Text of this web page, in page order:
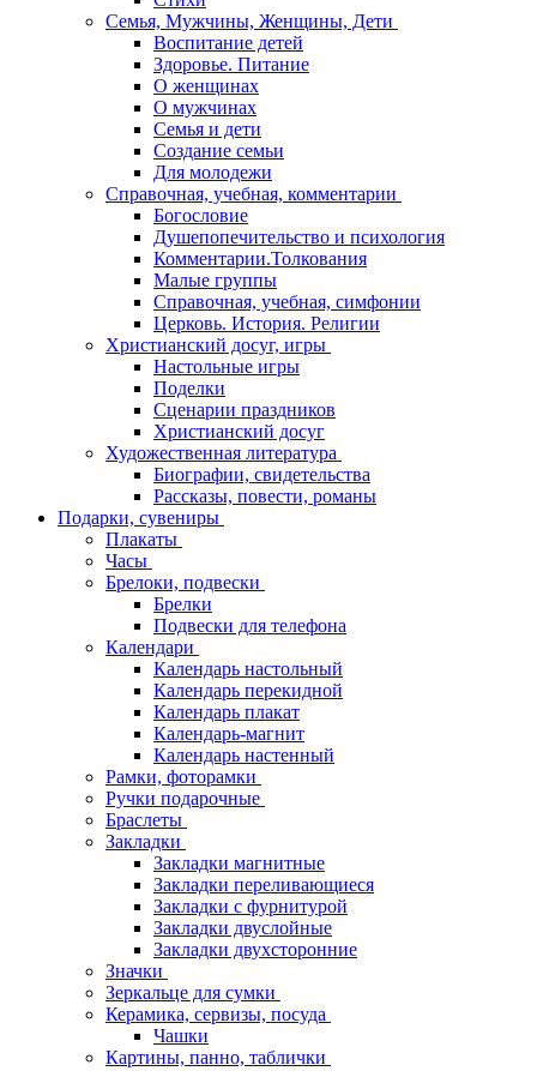
Семья, Мужчины, Женщины, Дети
Воспитание детей
Здоровье. Питание
О женщинах
О мужчинах
Семья и дети
Создание семьи
Для молодежи
Справочная, учебная, комментарии
Богословие
Душепопечительство и психология
Комментарии.Толкования
Малые группы
Справочная, учебная, симфонии
Церковь. История. Религии
Христианский досуг, игры
Настольные игры
Поделки
Сценарии праздников
Христианский досуг
Художественная литература
Биографии, свидетельства
Рассказы, повести, романы
Подарки, сувениры
Плакаты
Часы
Брелоки, подвески
Брелки
Подвески для телефона
Календари
Календарь настольный
Календарь перекидной
Календарь плакат
Календарь-магнит
Календарь настенный
Рамки, фоторамки
Ручки подарочные
Браслеты
Закладки
Закладки магнитные
Закладки переливающиеся
Закладки с фурнитурой
Закладки двуслойные
Закладки двухсторонние
Значки
Зеркальце для сумки
Керамика, сервизы, посуда
Чашки
Картины, панно, таблички